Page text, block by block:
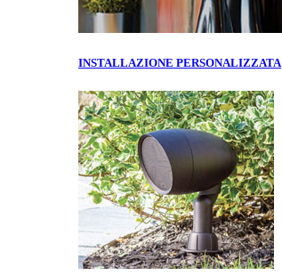
INSTALLAZIONE PERSONALIZZATA